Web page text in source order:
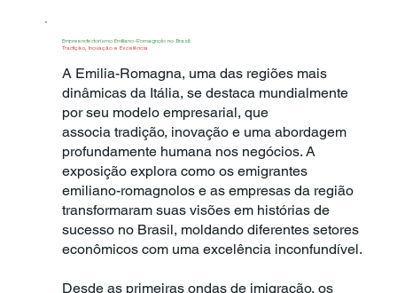
Empreendedorismo Emiliano-Romagnolo no Brasil:
Tradição, Inovação e Excelência
A Emilia-Romagna, uma das regiões mais
dinâmicas da Itália, se destaca mundialmente
por seu modelo empresarial, que
associa tradição, inovação e uma abordagem
profundamente humana nos negócios. A
exposição explora como os emigrantes
emiliano-romagnolos e as empresas da região
transformaram suas visões em histórias de
sucesso no Brasil, moldando diferentes setores
econômicos com uma excelência inconfundível.
Desde as primeiras ondas de imigração, os